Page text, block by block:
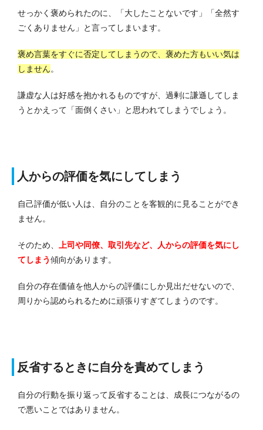
せっかく褒められたのに、「大したことないです」「全然す
ごくありません」と言ってしまいます。
褒め言葉をすぐに否定してしまうので、褒めた方もいい気は
しません。
謙虚な人は好感を抱かれるものですが、過剰に謙遜してしま
うとかえって「面倒くさい」と思われてしまうでしょう。
人からの評価を気にしてしまう
自己評価が低い人は、自分のことを客観的に見ることができ
ません。
そのため、
上司や同僚、取引先など、人からの評価を気にし
てしまう傾向があります。
自分の存在価値を他人からの評価にしか見出だせないので、
周りから認められるために頑張りすぎてしまうのです。
反省するときに自分を責めてしまう
自分の行動を振り返って反省することは、成長につながるの
で悪いことではありません。